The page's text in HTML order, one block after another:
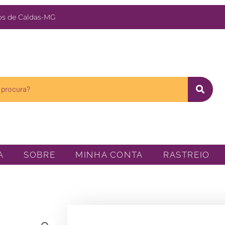
de Caldas-MG
SOBRE MINHA CONTA RASTREIO